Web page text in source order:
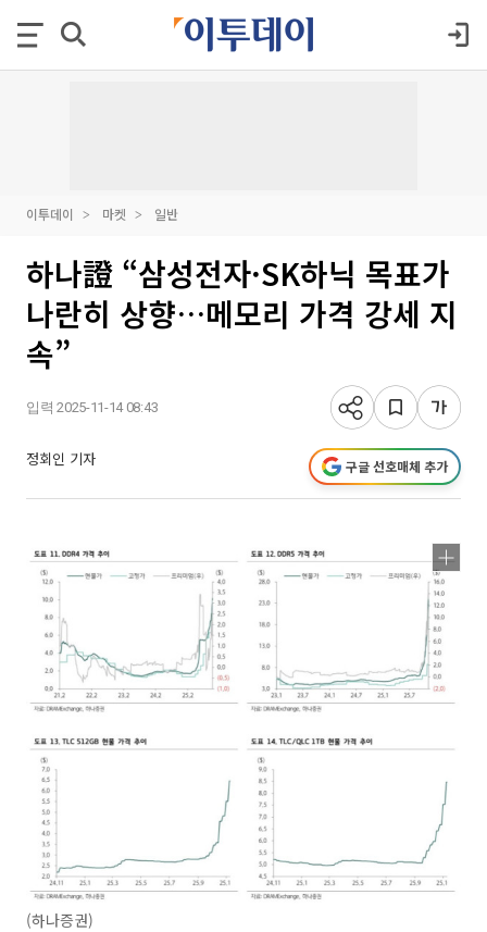
이투데이 마켓 일반
하나證 “삼성전자·SK하닉 목표가
나란히 상향…메모리 가격 강세 지
속”
입력 2025-11-14 08:43
정회인 기자 구글 선호매체 추가
(하나증권)